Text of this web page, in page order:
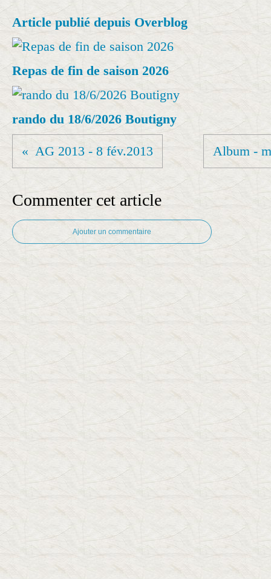
Article publié depuis Overblog
Repas de fin de saison 2026
rando du 18/6/2026 Boutigny
AG 2013 - 8 fév.2013 Album -
Commenter cet article
Ajouter un commentaire